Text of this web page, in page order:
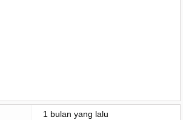
1 bulan yang lalu